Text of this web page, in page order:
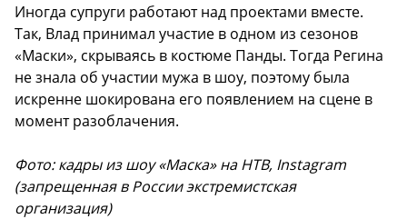
Иногда супруги работают над проектами вместе.
Так, Влад принимал участие в одном из сезонов
«Маски», скрываясь в костюме Панды. Тогда Регина
не знала об участии мужа в шоу, поэтому была
искренне шокирована его появлением на сцене в
момент разоблачения.
Фото: кадры из шоу «Маска» на НТВ, Instagram
(запрещенная в России экстремистская
организация)